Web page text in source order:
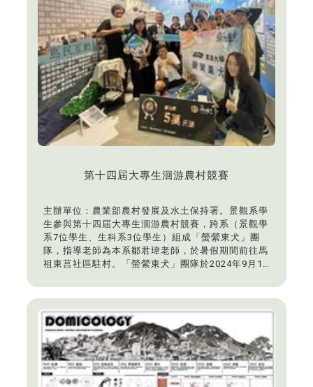
第十四屆大專生洄游農村競賽
主辦單位：農業部農村發展及水土保持署。景觀系學
生參與第十四屆大專生洄游農村競賽，跨系（景觀學
系7位學生、生科系3位學生）組成「螢縈東犬」團
隊，指導老師為本系鄒君瑋老師，於暑假期間前往馬
祖東莒社區駐村。「螢縈東犬」團隊於2024年9月15
獎典禮中，由副總統蕭美琴親臨頒獎，榮獲本競賽之
游新星獎、最佳合作獎、最佳指導獎、洄游精神獎共
五座獎項的榮耀。